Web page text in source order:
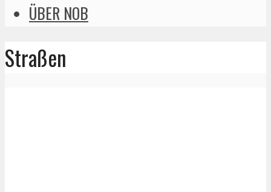
ÜBER NOB
Straßen